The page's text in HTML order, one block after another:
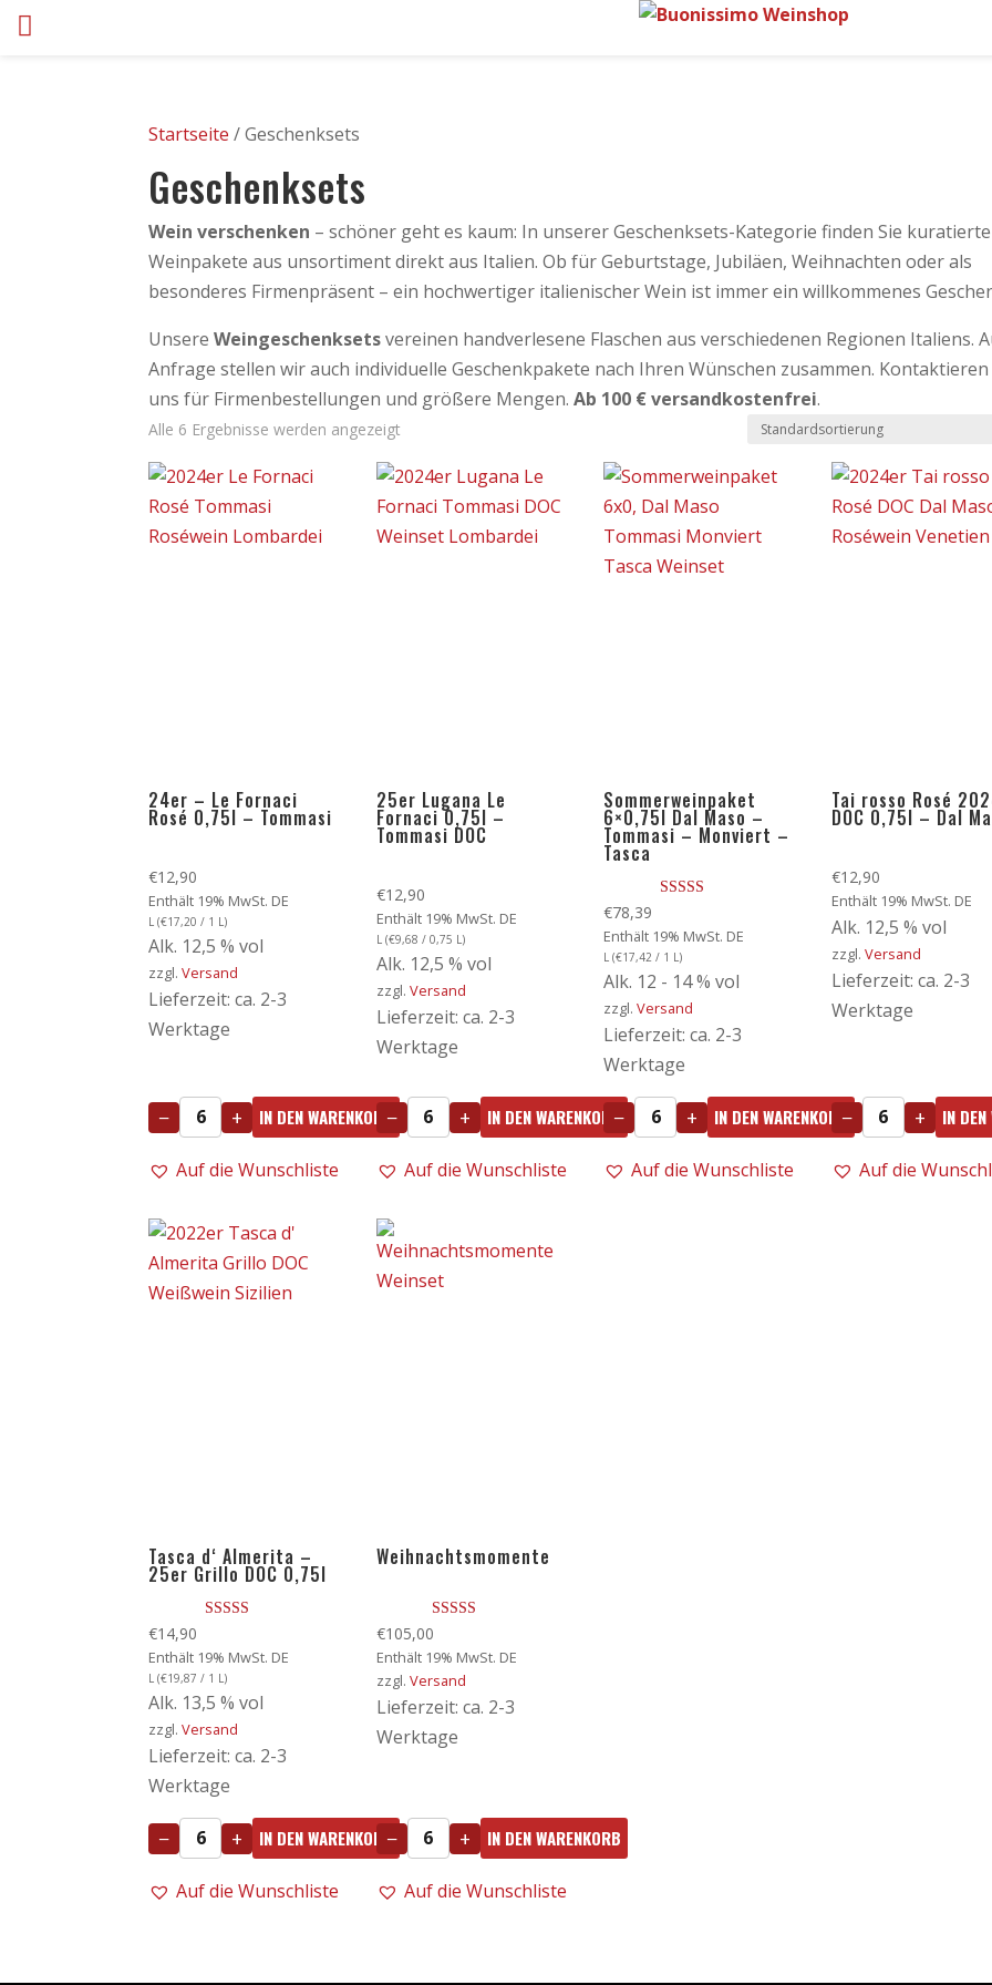
Startseite / Geschenksets
Geschenksets
Wein verschenken – schöner geht es kaum: In unserer Geschenksets-Kategorie finden Sie kuratierte
Weinpakete aus unsortiment direkt aus Italien. Ob für Geburtstage, Jubiläen, Weihnachten oder als
besonderes Firmenpräsent – ein hochwertiger italienischer Wein ist immer ein willkommenes
UnsereWeingeschenksetsvereinen handverlesene Flaschen aus verschiedenen Regionen Italiens.
Anfrage stellen wir auch individuelle Geschenkpakete nach Ihren Wünschen zusammen. Kontaktieren
uns für Firmenbestellungen und größere Mengen.Ab 100 € versandkostenfrei.
Alle 6 Ergebnisse werden angezeigt
24er – Le Fornaci
Rosé 0,75l – Tommasi
€12,90
Enthält 19% MwSt. DE
L (€17,20 / 1 L)
Alk. 12,5 % vol
zzgl.Versand
Lieferzeit: ca. 2-3
Werktage
−
24er
-
Fornaci
Rosé
0,75l
+ IN DEN WARENKORB
Auf die Wunschliste
25er Lugana Le
Fornaci 0,75l –
Tommasi DOC
€12,90
Enthält 19% MwSt. DE
L (€9,68 / 0,75 L)
Alk. 12,5 % vol
zzgl. Versand
Lieferzeit: ca. 2-3
Werktage
−
25er
Lugana
Fornaci
0,75l
-
+ IN DEN WARENKORB
Auf die Wunschliste
Sommerweinpaket
6×0,75l Dal Maso –
Tommasi – Monviert –
Tasca
von 5
€78,39
Enthält 19% MwSt. DE
L (€17,42 / 1 L)
Alk. 12 - 14 % vol
zzgl.Versand
Lieferzeit: ca. 2-3
Werktage
−
Sommerweinpaket
6x0,75l
+ IN DEN WARENKORB
Auf die Wunschliste
Tai rosso Rosé
DOC 0,75l – Dal
€12,90
Enthält 19% MwSt. DE
Alk. 12,5 % vol
zzgl. Versand
Lieferzeit: ca. 2-3
Werktage
−
Tai
rosso
+ IN DEN
Auf die
Tasca d‘ Almerita –
25er Grillo DOC 0,75l
von 5
€14,90
Enthält 19% MwSt. DE
L (€19,87 / 1 L)
Alk. 13,5 % vol
zzgl.Versand
Lieferzeit: ca. 2-3
Werktage
−
Tasca
d'
+ IN DEN WARENKORB
Auf die Wunschliste
Weihnachtsmomente
Bewertet mit
von 5
€105,00
Enthält 19% MwSt. DE
zzgl. Versand
Lieferzeit: ca. 2-3
Werktage
−
Weihnachtsmomente
Menge
+ IN DEN WARENKORB
Auf die Wunschliste